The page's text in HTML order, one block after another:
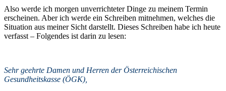
Also werde ich morgen unverrichteter Dinge zu meinem Termin
erscheinen. Aber ich werde ein Schreiben mitnehmen, welches die
Situation aus meiner Sicht darstellt. Dieses Schreiben habe ich heute
verfasst – Folgendes ist darin zu lesen:
Sehr geehrte Damen und Herren der Österreichischen
Gesundheitskasse (ÖGK),